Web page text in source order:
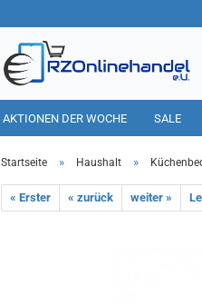
AKTIONEN DER WOCHE SALE
HAUSHALT TIERBEDARF
Startseite » Haushalt »
« Erster « zurück weiter »